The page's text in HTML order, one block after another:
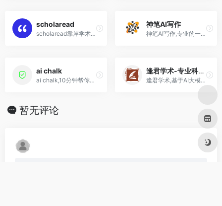
scholaread
scholaread靠岸学术官网,集论...
神笔AI写作
神笔AI写作,专业的一站式论文生成工具,一键生成论文大纲及正文! 更适合中国大学生体质的论文写作助手
ai chalk
ai chalk,10分钟帮你搞定高质量论文的ai论文写作工具
逢君学术-专业科研绘图工具
逢君学术,基于AI大模型和海量文献提供毕业论文期刊论文开题报告查重降重降AIGC率外文辅导等一站式学术服务
暂无评论